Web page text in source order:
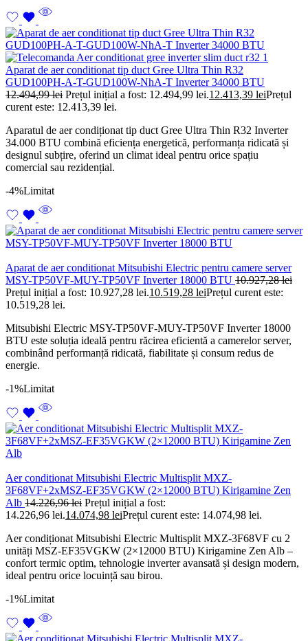
Aparat de aer conditionat tip duct Gree Ultra Thin R32
GUD100PH-A-T-GUD100W-NhA-T Inverter 34000 BTU
12.494,99lei Prețul inițial a fost: 12.494,99 lei.12.413,39 leiPrețul
curent este: 12.413,39 lei.
Aparatul de aer condiționat tip duct Gree Ultra Thin R32 Inverter
34.000 BTU combină eficiența energetică, performanța ridicată și
designul subțire, oferind un climat ideal pentru orice spațiu
comercial sau rezidențial.
-4%Limitat
Aparat de aer conditionat Mitsubishi Electric pentru camere server
MSY-TP50VF-MUY-TP50VF Inverter 18000 BTU 10.927,28lei
Prețul inițial a fost: 10.927,28 lei.10.519,28 leiPrețul curent este:
10.519,28 lei.
Mitsubishi Electric MSY-TP50VF-MUY-TP50VF Inverter 18000
BTU este soluția ideală pentru răcirea eficientă a camerelor server,
combinând performanță ridicată, fiabilitate și consum redus de
energie.
-1%Limitat
Aer conditionat Mitsubishi Electric Multisplit MXZ-
3F68VF+2xMSZ-EF35VGKW (2×12000 BTU) Kirigamine Zen
Alb 14.226,96lei Prețul inițial a fost:
14.226,96 lei.14.074,98 leiPrețul curent este: 14.074,98 lei.
Aer condiționat Mitsubishi Electric Multisplit MXZ-3F68VF cu 2
unități MSZ-EF35VGKW (2×12000 BTU) Kirigamine Zen Alb –
confort termic optim, tehnologie inverter avansată și design modern,
ideal pentru orice locuință sau birou.
-1%Limitat